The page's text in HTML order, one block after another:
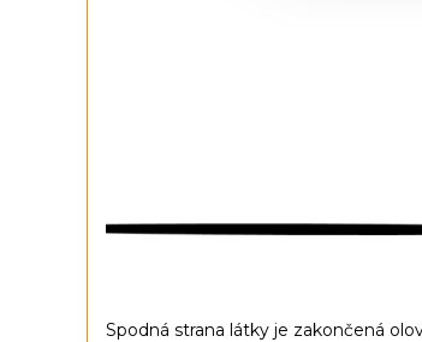
Spodná strana látky je zakončená